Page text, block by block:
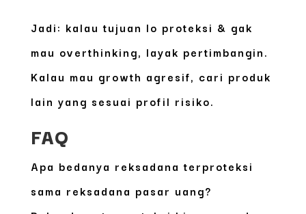
Jadi: kalau tujuan lo proteksi & gak
mau overthinking, layak pertimbangin.
Kalau mau growth agresif, cari produk
lain yang sesuai profil risiko.
FAQ
Apa bedanya reksadana terproteksi
sama reksadana pasar uang?